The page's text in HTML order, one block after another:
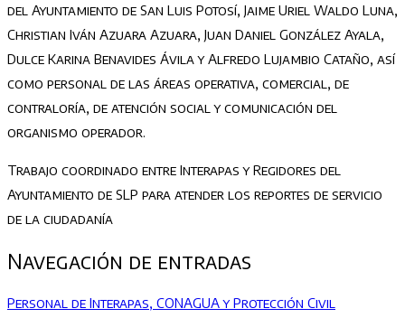
del Ayuntamiento de San Luis Potosí, Jaime Uriel Waldo Luna,
Christian Iván Azuara Azuara, Juan Daniel González Ayala,
Dulce Karina Benavides Ávila y Alfredo Lujambio Cataño, así
como personal de las áreas operativa, comercial, de
contraloría, de atención social y comunicación del
organismo operador.
Trabajo coordinado entre Interapas y Regidores del
Ayuntamiento de SLP para atender los reportes de servicio
de la ciudadanía
Navegación de entradas
Personal de Interapas, CONAGUA y Protección Civil